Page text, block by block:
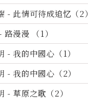
- 此情可待成追忆（2）
路漫漫 （1）
- 我的中國心（1）
- 我的中國心（2）
- 草原之歌（2）